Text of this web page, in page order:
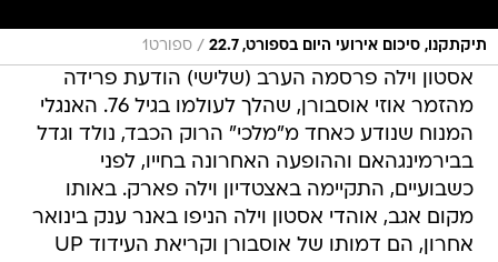
תיקתקנו, סיכום אירועי היום בספורט, 22.7 / ספורט1
אסטון וילה פרסמה הערב (שלישי) הודעת פרידה
מהזמר אוזי אוסבורן, שהלך לעולמו בגיל 76. האנגלי
המנוח שנודע כאחד מ"מלכי" הרוק הכבד, נולד וגדל
בבירמינגהאם וההופעה האחרונה בחייו, לפני
כשבועיים, התקיימה באצטדיון וילה פארק. באותו
מקום אגב, אוהדי אסטון וילה הניפו באנר ענק בינואר
אחרון, הם דמותו של אוסבורן וקריאת העידוד UP